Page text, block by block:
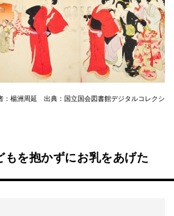
：楊洲周延 出典：国立国会図書館デジタルコレクシ
もを抱かずにお乳をあげた